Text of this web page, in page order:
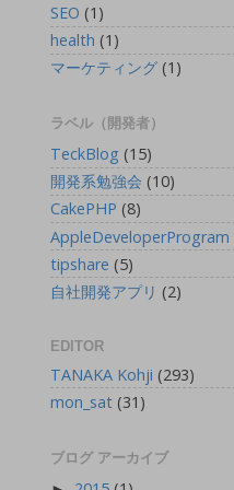
SEO (1)
health (1)
マーケティング (1)
ラベル（開発者）
TeckBlog (15)
開発系勉強会 (10)
CakePHP (8)
AppleDeveloperProgram
tipshare (5)
自社開発アプリ (2)
EDITOR
TANAKA Kohji (293)
mon_sat (31)
ブログ アーカイブ